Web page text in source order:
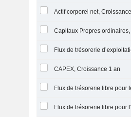
Actif corporel net,
CAPEX, Croissance 1 an